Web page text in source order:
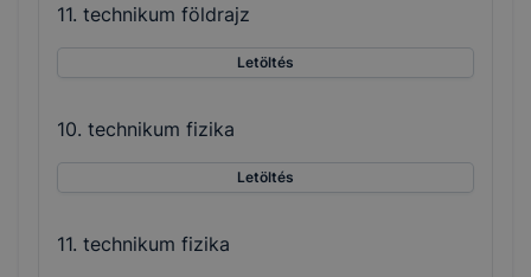
11. technikum földrajz
Letöltés
10. technikum fizika
Letöltés
11. technikum fizika